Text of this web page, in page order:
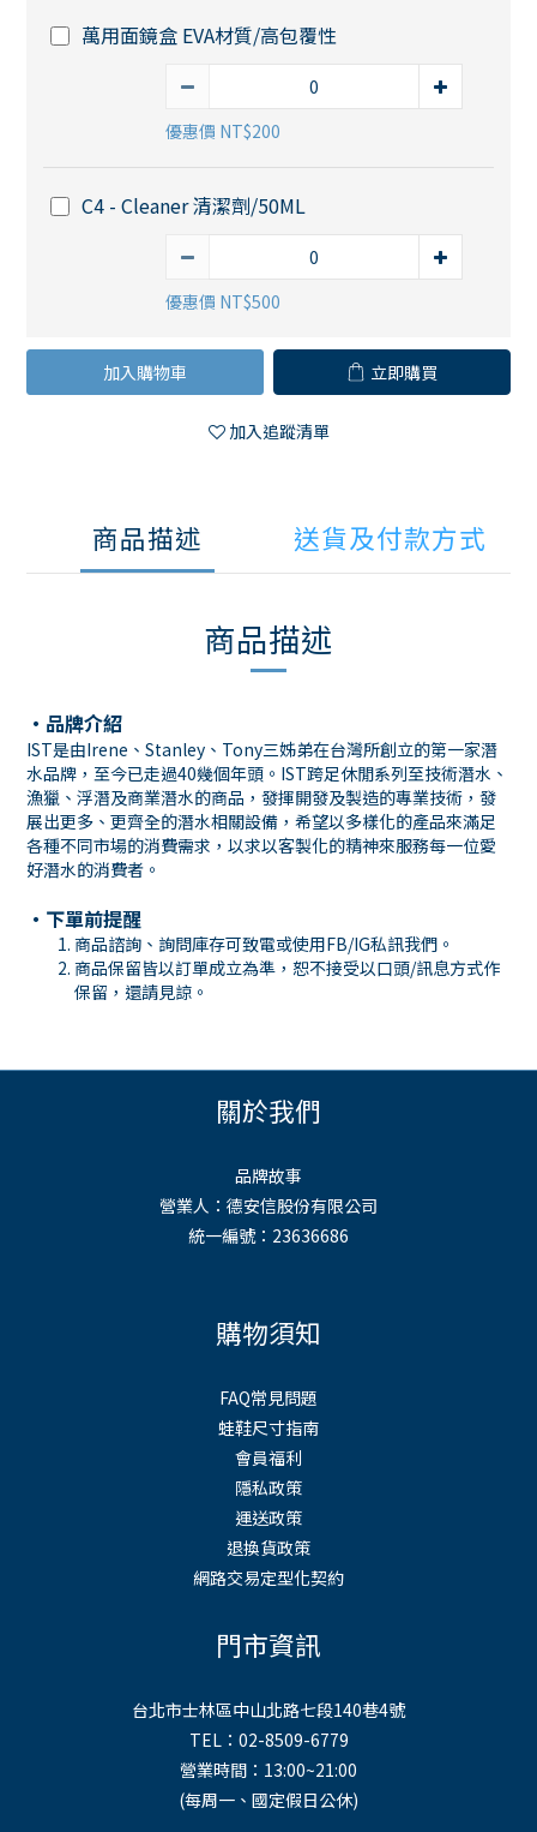
萬用面鏡盒 EVA材質/高包覆性
優惠價 NT$200
C4 - Cleaner 清潔劑/50ML
優惠價 NT$500
加入購物車 立即購買
加入追蹤清單
商品描述 送貨及付款方式
商品描述
・品牌介紹
IST是由Irene、Stanley、Tony三姊弟在台灣所創立的第一家潛
水品牌，至今已走過40幾個年頭。IST跨足休閒系列至技術潛水、
漁獵、浮潛及商業潛水的商品，發揮開發及製造的專業技術，發
展出更多、更齊全的潛水相關設備，希望以多樣化的產品來滿足
各種不同市場的消費需求，以求以客製化的精神來服務每一位愛
好潛水的消費者。
・下單前提醒
商品諮詢、詢問庫存可致電或使用FB/IG私訊我們。
商品保留皆以訂單成立為準，恕不接受以口頭/訊息方式作
保留，還請見諒。
關於我們
品牌故事
營業人：德安信股份有限公司
統一編號：23636686
購物須知
FAQ常見問題
蛙鞋尺寸指南
會員福利
隱私政策
運送政策
退換貨政策
網路交易定型化契約
門市資訊
台北市士林區中山北路七段140巷4號
TEL：02-8509-6779
營業時間：13:00~21:00
(每周一、國定假日公休)